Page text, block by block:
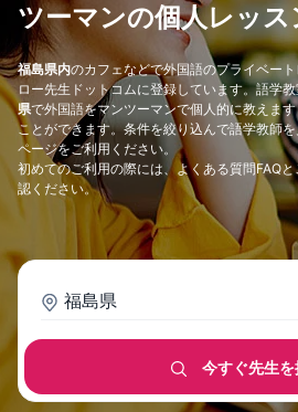
ツーマンの個人レッス
福島県内のカフェなどで外国語のプライベー
ロー先生ドットコムに登録しています。語学教
県で外国語をマンツーマンで個人的に教えま
ことができます。条件を絞り込んで語学教師
ページをご利用ください。
初めてのご利用の際には、 よくある質問FAQと
認ください。
福島県
今すぐ先生を